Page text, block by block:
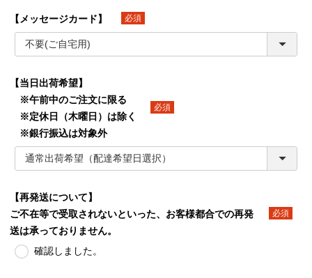
【メッセージカード】
(必須)
【当日出荷希望】
※午前中のご注文に限る
※定休日（木曜日）は除く
※銀行振込は対象外
【再発送について】
ご不在等で受取されないといった、お客様都合での再発
送は承っておりません。
確認しました。